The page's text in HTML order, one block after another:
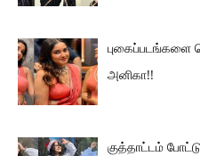
புகைப்படங்களை
அனிகா!!
குத்தாட்டம்